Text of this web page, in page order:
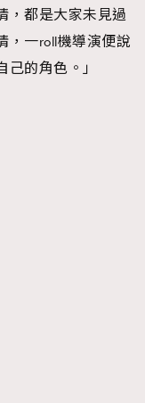
，都是大家未見過
，一roll機導演便說
的角色。」